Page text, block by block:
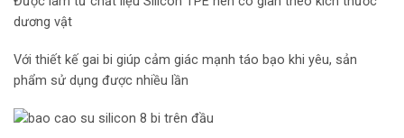
dương vật
Với thiết kế gai bi giúp cảm giác mạnh táo bạo khi yêu, sản
phẩm sử dụng được nhiều lần